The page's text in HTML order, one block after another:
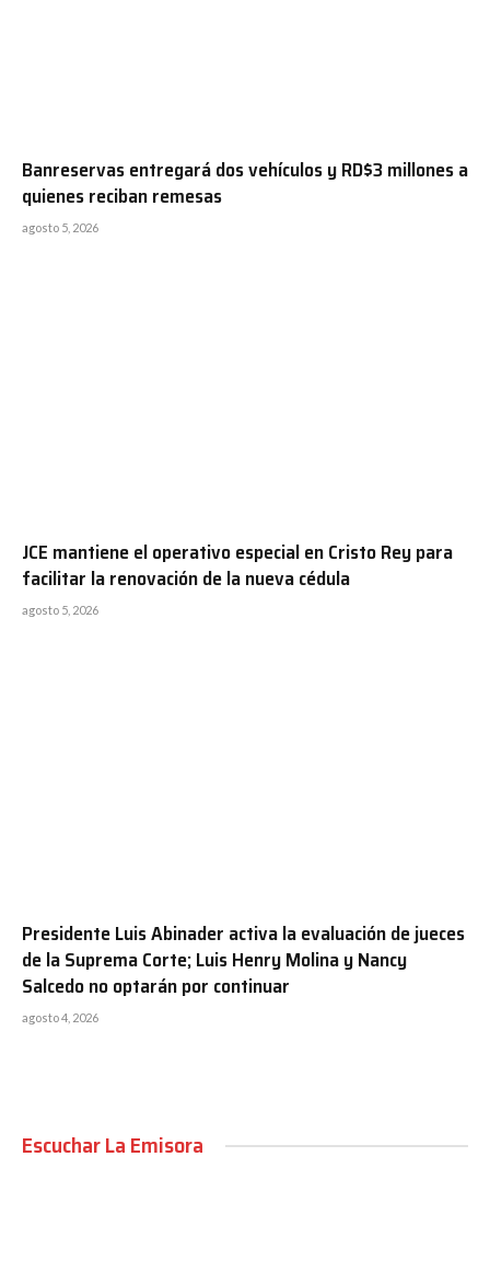
Banreservas entregará dos vehículos y RD$3 millones a
quienes reciban remesas
agosto 5, 2026
JCE mantiene el operativo especial en Cristo Rey para
facilitar la renovación de la nueva cédula
agosto 5, 2026
Presidente Luis Abinader activa la evaluación de jueces
de la Suprema Corte; Luis Henry Molina y Nancy
Salcedo no optarán por continuar
agosto 4, 2026
Escuchar La Emisora